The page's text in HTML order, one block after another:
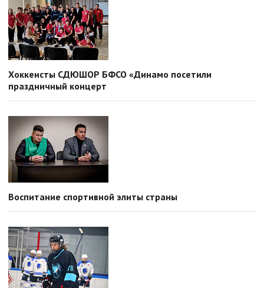
Хоккеисты СДЮШОР БФСО «Динамо посетили
праздничный концерт
Воспитание спортивной элиты страны